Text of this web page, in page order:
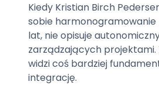
Kiedy Kristian Birch
sobie harmonogramowanie
lat, nie opisuje
zarządzających projektami.
widzi coś bardziej
integrację.